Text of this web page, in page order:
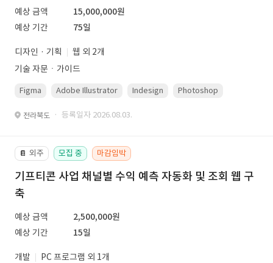
예상 금액
15,000,000원
예상 기간
75일
디자인 · 기획
웹 외 2개
기술 자문ㆍ가이드
Figma Adobe Illustrator Indesign Photoshop
전라북도 · 등록일자 2026.08.03.
📔 외주 모집 중 마감임박
기프티콘 사업 채널별 수익 예측 자동화 및 조회 웹 구
축
예상 금액
2,500,000원
예상 기간
15일
개발
PC 프로그램 외 1개